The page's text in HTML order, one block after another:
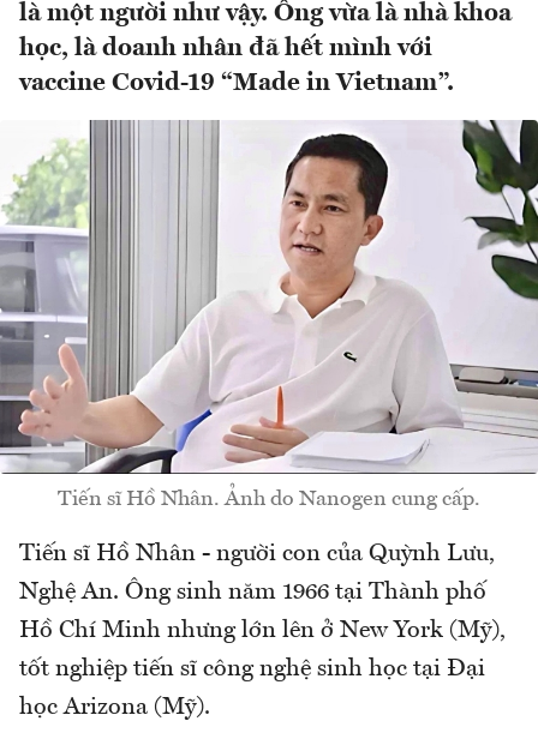
là một người như vậy. Ông vừa là nhà khoa
học, là doanh nhân đã hết mình với
vaccine Covid-19 “Made in Vietnam”.
Tiến sĩ Hồ Nhân. Ảnh do Nanogen cung cấp.
Tiến sĩ Hồ Nhân - người con của Quỳnh Lưu,
Nghệ An. Ông sinh năm 1966 tại Thành phố
Hồ Chí Minh nhưng lớn lên ở New York (Mỹ),
tốt nghiệp tiến sĩ công nghệ sinh học tại Đại
học Arizona (Mỹ).